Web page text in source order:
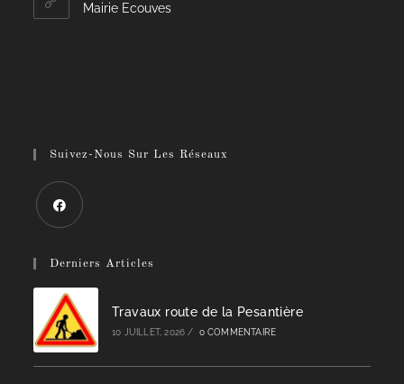
Mairie Ecouves
Suivez-Nous Sur Les Réseaux
Derniers Articles
Travaux route de la Pesantière
10 JUILLET, 2026 / 0 COMMENTAIRE